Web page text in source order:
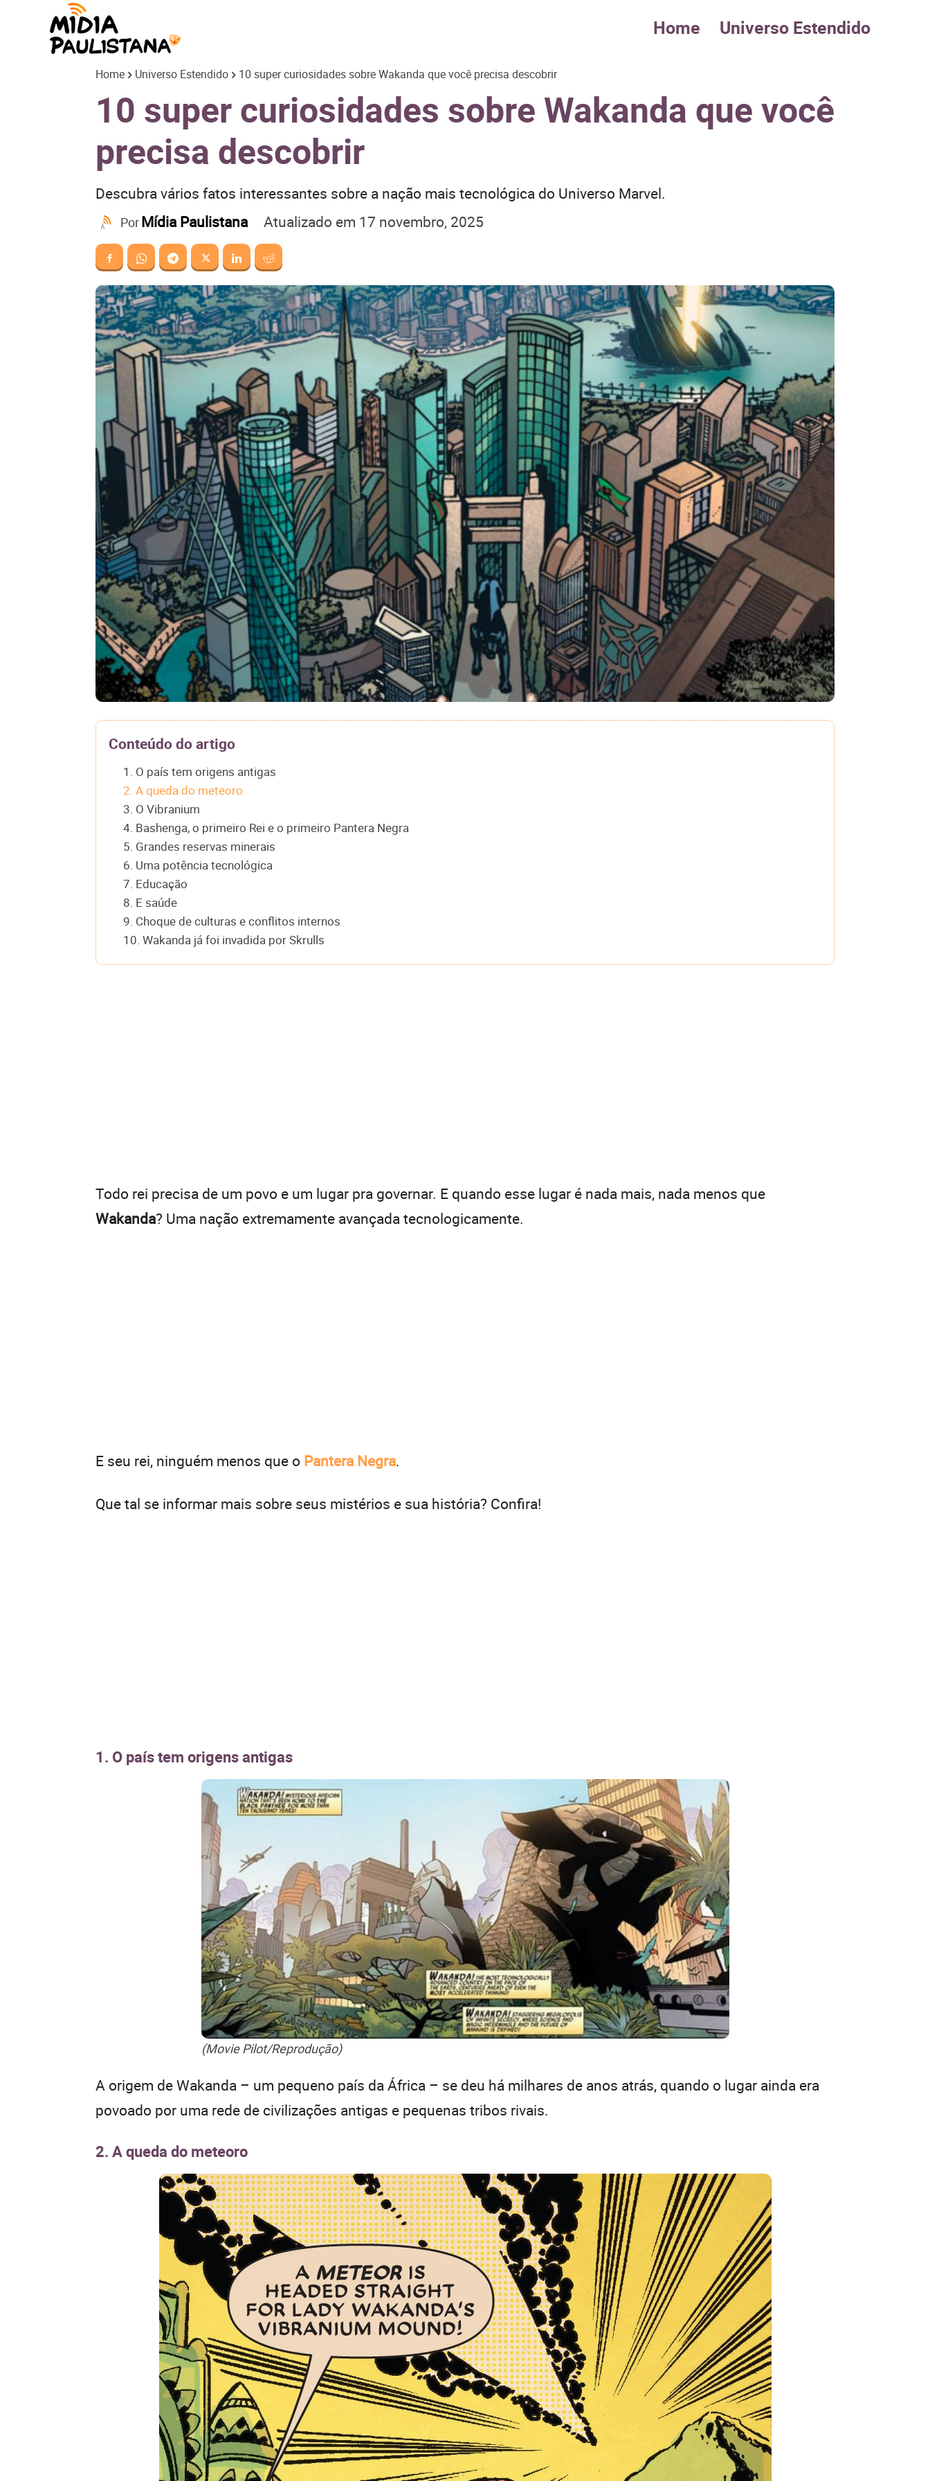
Paulistana
Home Universo Estendido
Home Universo Estendido 10 super curiosidades sobre Wakanda que você precisa descobrir
10 super curiosidades sobre Wakanda que você
precisa descobrir
Descubra vários fatos interessantes sobre a nação mais tecnológica do Universo Marvel.
PorMídia Paulistana Atualizado em 17 novembro, 2025
Conteúdo do artigo
1. O país tem origens antigas
2. A queda do meteoro
3. O Vibranium
4. Bashenga, o primeiro Rei e o primeiro Pantera Negra
5. Grandes reservas minerais
6. Uma potência tecnológica
7. Educação
8. E saúde
9. Choque de culturas e conflitos internos
10. Wakanda já foi invadida por Skrulls
Todo rei precisa de um povo e um lugar pra governar. E quando esse lugar é nada mais, nada menos que
Wakanda? Uma nação extremamente avançada tecnologicamente.
E seu rei, ninguém menos que o Pantera Negra.
Que tal se informar mais sobre seus mistérios e sua história? Confira!
1. O país tem origens antigas
(Movie Pilot/Reprodução)
A origem de Wakanda – um pequeno país da África – se deu há milhares de anos atrás, quando o lugar ainda era
povoado por uma rede de civilizações antigas e pequenas tribos rivais.
2. A queda do meteoro